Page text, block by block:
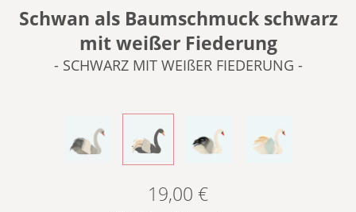
Schwan als Baumschmuck schwarz
mit weißer Fiederung
- SCHWARZ MIT WEIßER FIEDERUNG -
- GRAU MIT SCHWARZER FIEDERUNG -
(Diese Option ist zurzeit nicht verfügbar.)
- SCHWARZ MIT WEIßER FIEDERUNG -
(Diese Option ist zurzeit nicht verfügbar.)
- WEIß MIT SCHWARZER
- WEIß MIT
Regulärer Preis:
19,00 €